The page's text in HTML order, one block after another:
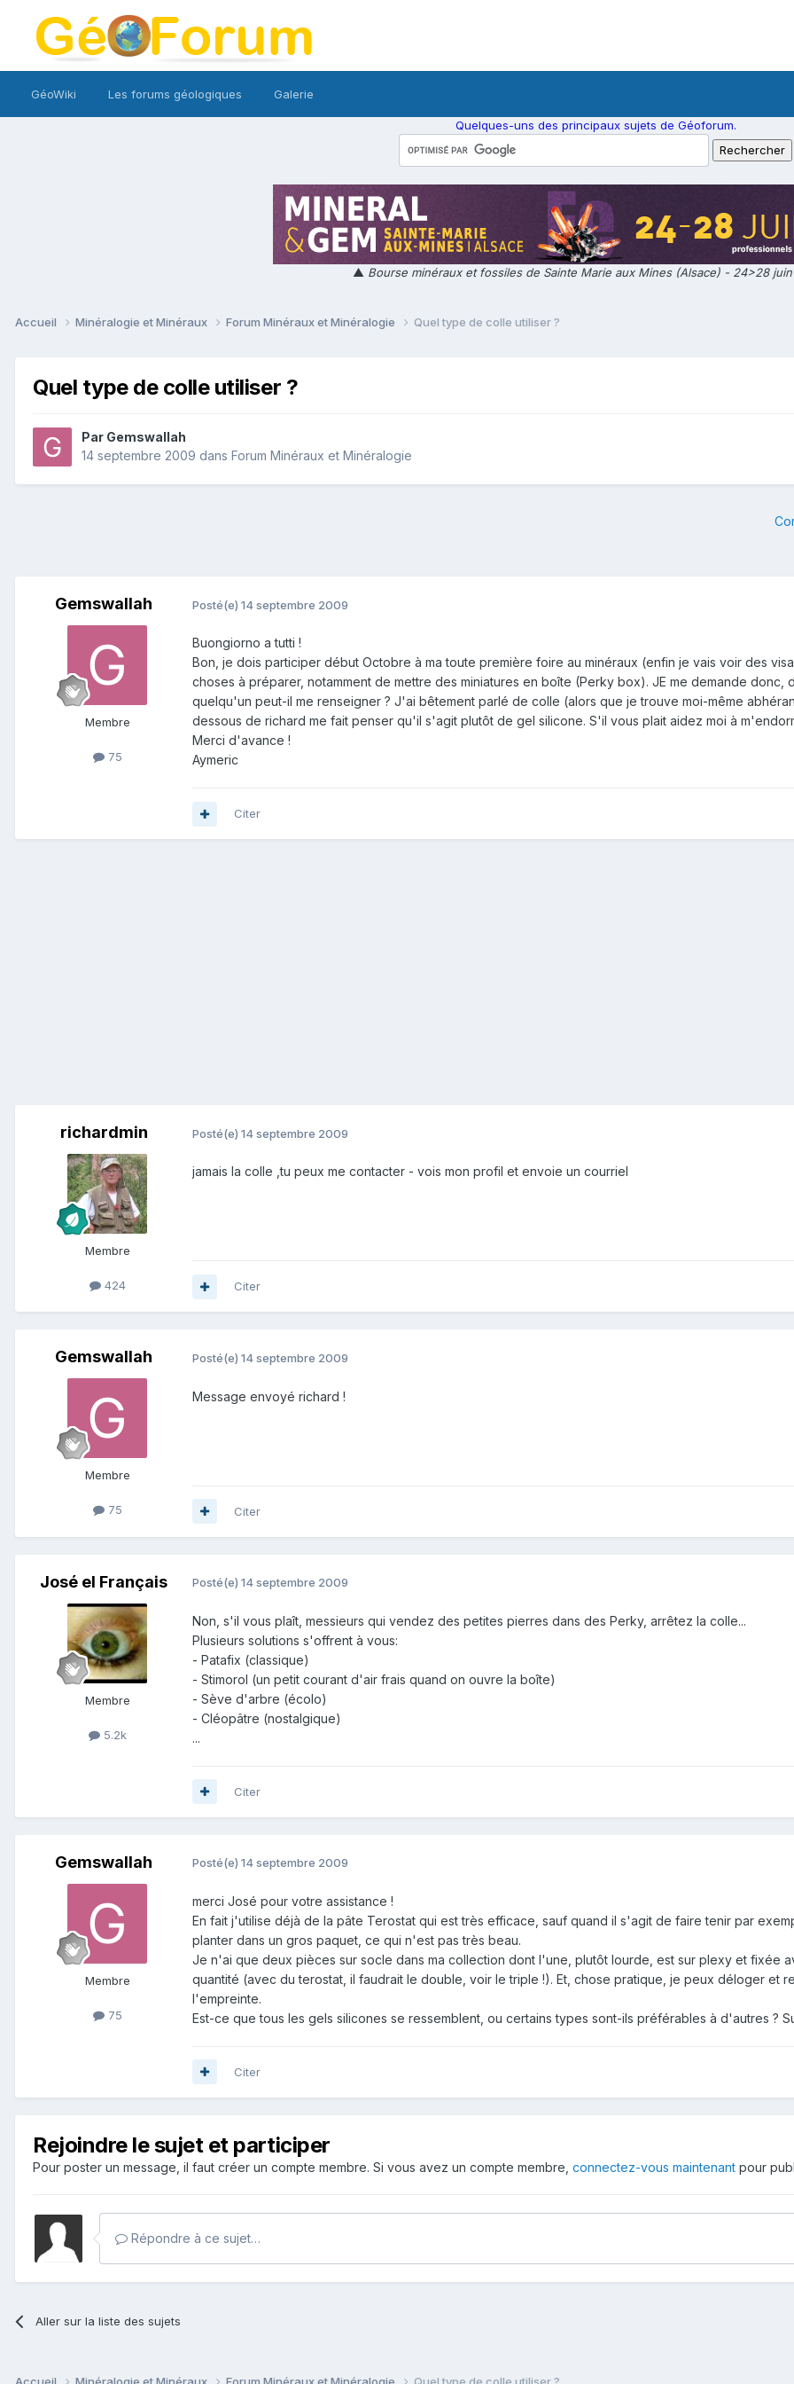
GéoWiki Les forums géologiques Galerie
Quelques-uns des principaux sujets de Géoforum.
▲ Bourse minéraux et fossiles de Sainte Marie aux Mines (Alsace) - 24>28
Accueil Minéralogie et Minéraux Forum Minéraux et Minéralogie Quel type de colle utiliser ?
Quel type de colle utiliser ?
Par Gemswallah
14 septembre 2009 dans Forum Minéraux et Minéralogie
Gemswallah
Membre
75
Posté(e) 14 septembre 2009
Buongiorno a tutti !
Bon, je dois participer début Octobre à ma toute première foire au minéraux (enfin je vais voir des
choses à préparer, notamment de mettre des miniatures en boîte (Perky box). JE me demande donc,
quelqu'un peut-il me renseigner ? J'ai bêtement parlé de colle (alors que je trouve moi-même
dessous de richard me fait penser qu'il s'agit plutôt de gel silicone. S'il vous plait aidez moi à
Merci d'avance !
Aymeric
Citer
richardmin
Membre
424
Posté(e) 14 septembre 2009
jamais la colle ,tu peux me contacter - vois mon profil et envoie un courriel
Citer
Gemswallah
Membre
75
Posté(e) 14 septembre 2009
Message envoyé richard !
Citer
José el Français
Membre
5.2k
Posté(e) 14 septembre 2009
Non, s'il vous plaît, messieurs qui vendez des petites pierres dans des Perky, arrêtez la colle...
Plusieurs solutions s'offrent à vous:
- Patafix (classique)
- Stimorol (un petit courant d'air frais quand on ouvre la boîte)
- Sève d'arbre (écolo)
- Cléopâtre (nostalgique)
...
Citer
Gemswallah
Membre
75
Posté(e) 14 septembre 2009
merci José pour votre assistance !
En fait j'utilise déjà de la pâte Terostat qui est très efficace, sauf quand il s'agit de faire tenir par
planter dans un gros paquet, ce qui n'est pas très beau.
Je n'ai que deux pièces sur socle dans ma collection dont l'une, plutôt lourde, est sur plexy et fixée
quantité (avec du terostat, il faudrait le double, voir le triple !). Et, chose pratique, je peux déloger et
l'empreinte.
Est-ce que tous les gels silicones se ressemblent, ou certains types sont-ils préférables à d'autres ?
Citer
Rejoindre le sujet et participer
Pour poster un message, il faut créer un compte membre. Si vous avez un compte membre, connectez-vous maintenant pour
Répondre à ce sujet…
Aller sur la liste des sujets
Accueil Minéralogie et Minéraux Forum Minéraux et Minéralogie Quel type de colle utiliser ?